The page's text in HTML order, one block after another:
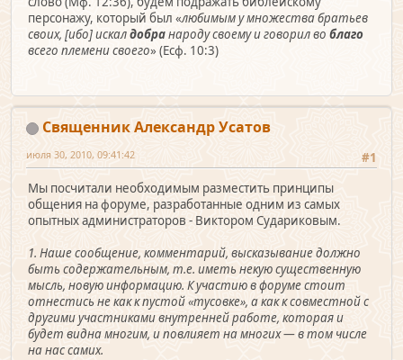
персонажу, который был «любимым у множества братьев
своих, [ибо] искалдобранароду своему и говорил во благо
всего племени своего» (Есф. 10:3)
Священник Александр Усатов
#1
июля 30, 2010, 09:41:42
Мы посчитали необходимым разместить принципы
общения на форуме, разработанные одним из самых
опытных администраторов - Виктором Судариковым.
1. Наше сообщение, комментарий, высказывание должно
быть содержательным, т.е. иметь некую существенную
мысль, новую информацию. К участию в форуме стоит
отнестись не как к пустой «тусовке», а как к совместной с
другими участниками внутренней работе, которая и
будет видна многим, и повлияет на многих — в том числе
на нас самих.